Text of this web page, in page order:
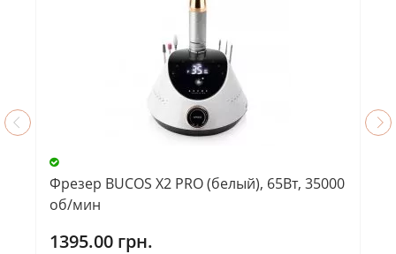
Фрезер BUCOS X2 PRO (белый), 65Вт, 35000
об/мин
1395.00 грн.